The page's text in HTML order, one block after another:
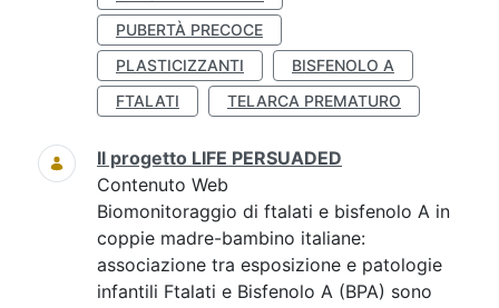
PUBERTÀ PRECOCE
PLASTICIZZANTI
BISFENOLO A
FTALATI
TELARCA PREMATURO
Il progetto LIFE PERSUADED
Contenuto Web
Biomonitoraggio di ftalati e bisfenolo A in
coppie madre-bambino italiane:
associazione tra esposizione e patologie
infantili Ftalati e Bisfenolo A (BPA) sono